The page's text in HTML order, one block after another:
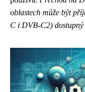
oblastech může být
C i DVB-C2) dostupný